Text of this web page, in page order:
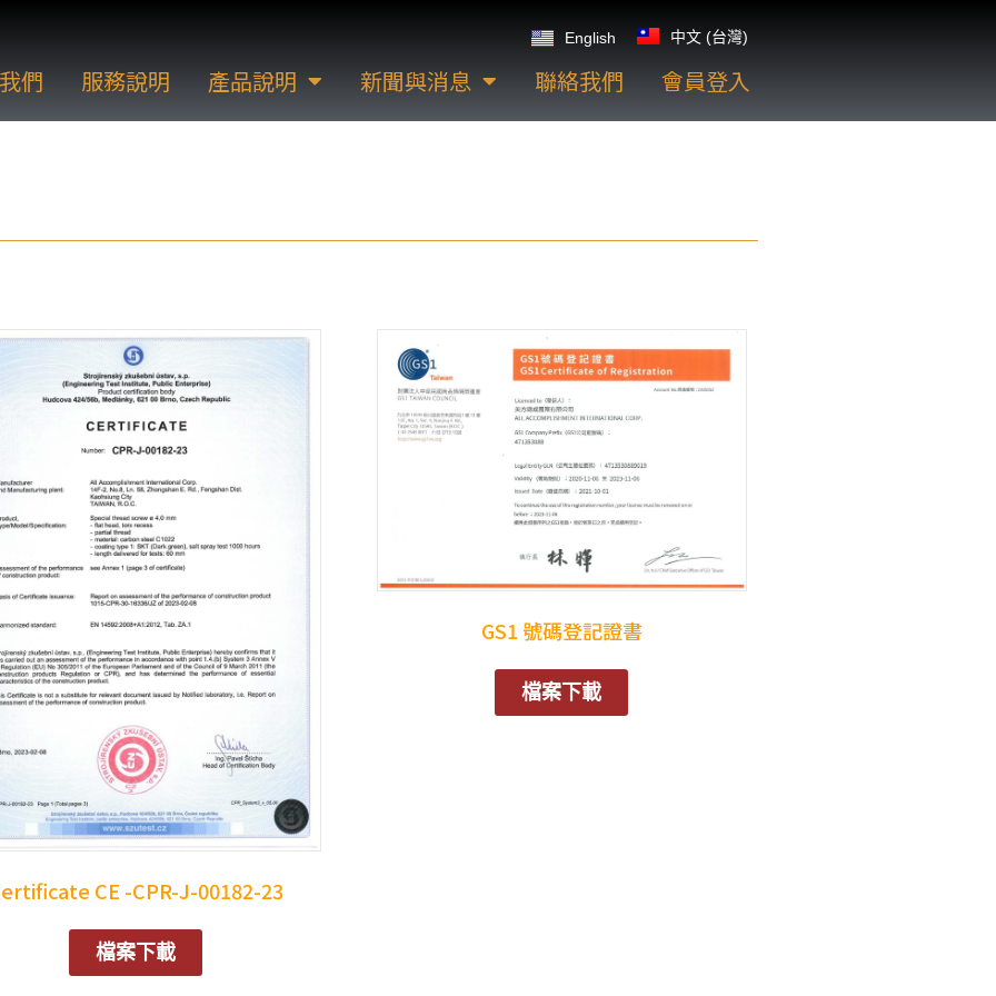
English 中文 (台灣)
們 服務說明 產品說明 新聞與消息 聯絡我們 會員登入
CE -CPR-J-00182-23
檔案下載
GS1 號碼登記證書
檔案下載